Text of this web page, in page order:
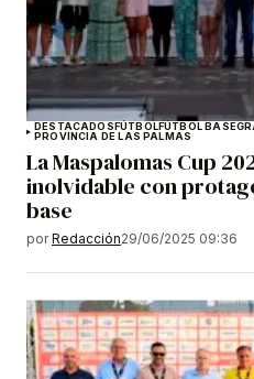
DESTACADOSFÚTBOLFÚTBOL BASE
PROVINCIA DE LAS PALMAS
La Maspalomas Cup
inolvidable con
base
por Redacción29/06/2025 09:36